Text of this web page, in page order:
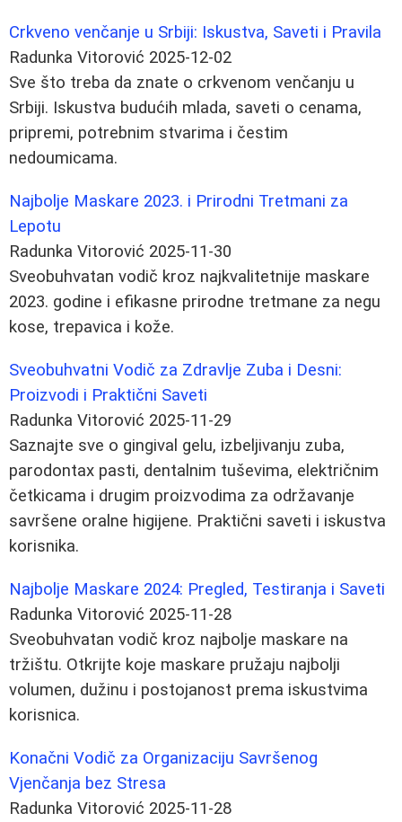
Crkveno venčanje u Srbiji: Iskustva, Saveti i Pravila
Radunka Vitorović 2025-12-02
Sve što treba da znate o crkvenom venčanju u
Srbiji. Iskustva budućih mlada, saveti o cenama,
pripremi, potrebnim stvarima i čestim
nedoumicama.
Najbolje Maskare 2023. i Prirodni Tretmani za
Lepotu
Radunka Vitorović 2025-11-30
Sveobuhvatan vodič kroz najkvalitetnije maskare
2023. godine i efikasne prirodne tretmane za negu
kose, trepavica i kože.
Sveobuhvatni Vodič za Zdravlje Zuba i Desni:
Proizvodi i Praktični Saveti
Radunka Vitorović 2025-11-29
Saznajte sve o gingival gelu, izbeljivanju zuba,
parodontax pasti, dentalnim tuševima, električnim
četkicama i drugim proizvodima za održavanje
savršene oralne higijene. Praktični saveti i iskustva
korisnika.
Najbolje Maskare 2024: Pregled, Testiranja i Saveti
Radunka Vitorović 2025-11-28
Sveobuhvatan vodič kroz najbolje maskare na
tržištu. Otkrijte koje maskare pružaju najbolji
volumen, dužinu i postojanost prema iskustvima
korisnica.
Konačni Vodič za Organizaciju Savršenog
Vjenčanja bez Stresa
Radunka Vitorović 2025-11-28